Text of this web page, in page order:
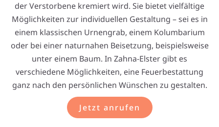
der Verstorbene kremiert wird. Sie bietet vielfältige
Möglichkeiten zur individuellen Gestaltung – sei es in
einem klassischen Urnengrab, einem Kolumbarium
oder bei einer naturnahen Beisetzung, beispielsweise
unter einem Baum. In Zahna-Elster gibt es
verschiedene Möglichkeiten, eine Feuerbestattung
ganz nach den persönlichen Wünschen zu gestalten.
Jetzt anrufen